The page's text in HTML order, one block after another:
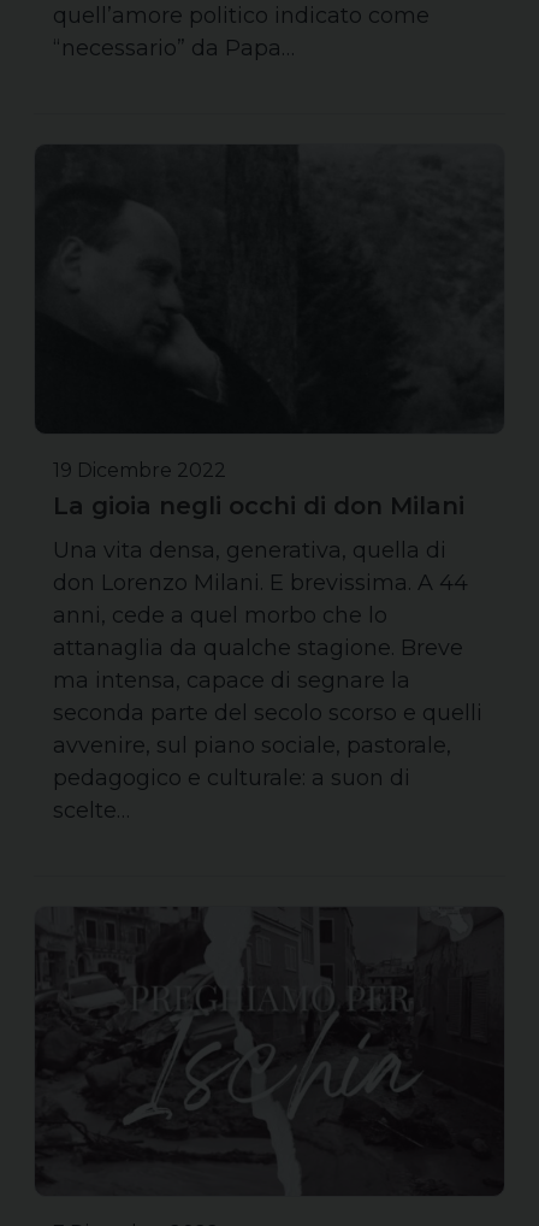
quell’amore politico indicato come
“necessario” da Papa…
19 Dicembre 2022
La gioia negli occhi di don Milani
Una vita densa, generativa, quella di
don Lorenzo Milani. E brevissima. A 44
anni, cede a quel morbo che lo
attanaglia da qualche stagione. Breve
ma intensa, capace di segnare la
seconda parte del secolo scorso e quelli
avvenire, sul piano sociale, pastorale,
pedagogico e culturale: a suon di
scelte…